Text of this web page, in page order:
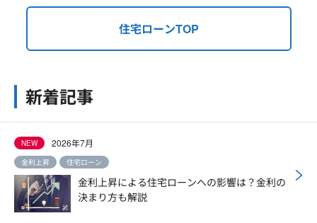
住宅ローンTOP
新着記事
NEW 2026年7月
金利上昇 住宅ローン
金利上昇による住宅ローンへの影響は？金利の
決まり方も解説